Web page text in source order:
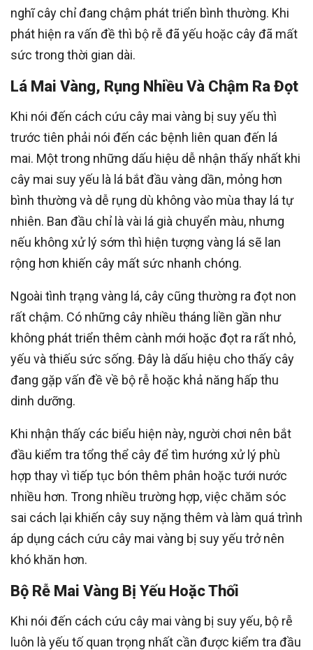
nghĩ cây chỉ đang chậm phát triển bình thường. Khi
phát hiện ra vấn đề thì bộ rễ đã yếu hoặc cây đã mất
sức trong thời gian dài.
Lá Mai Vàng, Rụng Nhiều Và Chậm Ra Đọt
Khi nói đến cách cứu cây mai vàng bị suy yếu thì
trước tiên phải nói đến các bệnh liên quan đến lá
mai. Một trong những dấu hiệu dễ nhận thấy nhất khi
cây mai suy yếu là lá bắt đầu vàng dần, mỏng hơn
bình thường và dễ rụng dù không vào mùa thay lá tự
nhiên. Ban đầu chỉ là vài lá già chuyển màu, nhưng
nếu không xử lý sớm thì hiện tượng vàng lá sẽ lan
rộng hơn khiến cây mất sức nhanh chóng.
Ngoài tình trạng vàng lá, cây cũng thường ra đọt non
rất chậm. Có những cây nhiều tháng liền gần như
không phát triển thêm cành mới hoặc đọt ra rất nhỏ,
yếu và thiếu sức sống. Đây là dấu hiệu cho thấy cây
đang gặp vấn đề về bộ rễ hoặc khả năng hấp thu
dinh dưỡng.
Khi nhận thấy các biểu hiện này, người chơi nên bắt
đầu kiểm tra tổng thể cây để tìm hướng xử lý phù
hợp thay vì tiếp tục bón thêm phân hoặc tưới nước
nhiều hơn. Trong nhiều trường hợp, việc chăm sóc
sai cách lại khiến cây suy nặng thêm và làm quá trình
áp dụng cách cứu cây mai vàng bị suy yếu trở nên
khó khăn hơn.
Bộ Rễ Mai Vàng Bị Yếu Hoặc Thối
Khi nói đến cách cứu cây mai vàng bị suy yếu, bộ rễ
luôn là yếu tố quan trọng nhất cần được kiểm tra đầu